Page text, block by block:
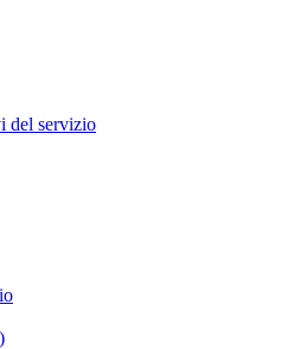
del servizio